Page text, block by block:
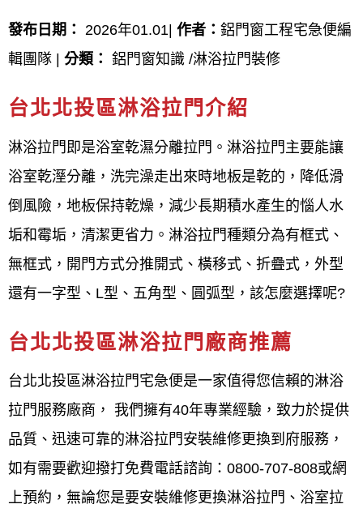
雙向淋浴拉門,淋浴拉門軌道,淋浴拉門上軌,品亮衛浴,
淋浴門內外開,淋浴門改外推,浴室滑門,品亮國際股份
北北投區 乾濕分離,台北北投區 淋浴拉門推薦,台北北
投區 淋浴拉門價格,台北北投區 淋浴拉門安裝,台北北
投區 淋浴拉門尺寸,台北北投區 淋浴拉門玻璃,台北北
投區 淋浴拉門樣式,台北北投區 淋浴拉門廠商,台北北
投區 淋浴拉門ptt,台北北投區 淋浴拉門dcard,台北北投
區 浴室拉門,台北北投區 淋浴門價格,台北北投區 淋浴
門推薦,台北北投區 淋浴門安裝,台北北投區 淋浴拉門
台北北投區 淋浴門材質,台北北投區 淋浴門樣式,台北
北投區 淋浴門玻璃,台北北投區 淋浴門五金,台北北投
區 淋浴門拉門,台北北投區 淋浴門推拉門,台北北投區
淋浴門浴缸,台北北投區 淋浴門乾濕分離,台北北投區
淋浴門隔間,台北北投區 淋浴門評價,台北北投區 淋浴
門品牌,
發布日期： 2026年01.01| 作者： 鋁門窗工程宅急便編
輯團隊 | 分類： 鋁門窗知識 /淋浴拉門裝修
台北北投區淋浴拉門介紹
淋浴拉門即是浴室乾濕分離拉門。淋浴拉門主要能讓
浴室乾溼分離，洗完澡走出來時地板是乾的，降低滑
倒風險，地板保持乾燥，減少長期積水產生的惱人水
垢和霉垢，清潔更省力。淋浴拉門種類分為有框式、
無框式，開門方式分推開式、橫移式、折疊式，外型
還有一字型、L型、五角型、圓弧型，該怎麼選擇呢?
台北北投區淋浴拉門廠商推薦
台北北投區淋浴拉門宅急便是一家值得您信賴的淋浴
拉門服務廠商， 我們擁有40年專業經驗，致力於提供
品質、迅速可靠的淋浴拉門安裝維修更換到府服務，
如有需要歡迎撥打免費電話諮詢：0800-707-808或網
上預約，無論您是要安裝維修更換淋浴拉門、浴室拉